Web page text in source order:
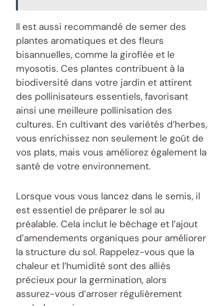
Il est aussi recommandé de semer des
plantes aromatiques et des fleurs
bisannuelles, comme la giroflée et le
myosotis. Ces plantes contribuent à la
biodiversité dans votre jardin et attirent
des pollinisateurs essentiels, favorisant
ainsi une meilleure pollinisation des
cultures. En cultivant des variétés d’herbes,
vous enrichissez non seulement le goût de
vos plats, mais vous améliorez également la
santé de votre environnement.
Lorsque vous vous lancez dans le semis, il
est essentiel de préparer le sol au
préalable. Cela inclut le bêchage et l’ajout
d’amendements organiques pour améliorer
la structure du sol. Rappelez-vous que la
chaleur et l’humidité sont des alliés
précieux pour la germination, alors
assurez-vous d’arroser régulièrement